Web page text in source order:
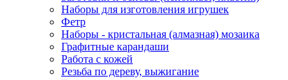
Наборы для изготовления игрушек
Фетр
Наборы - кристальная (алмазная) мозаика
Графитные карандаши
Работа с кожей
Резьба по дереву, выжигание